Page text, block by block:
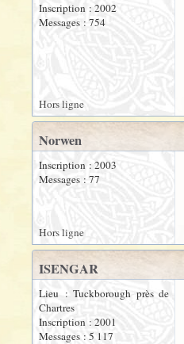
Inscription : 2002
Messages : 754
Hors ligne
Norwen
Inscription : 2003
Messages : 77
Hors ligne
ISENGAR
Lieu : Tuckborough près de
Chartres
Inscription : 2001
Messages : 5 117